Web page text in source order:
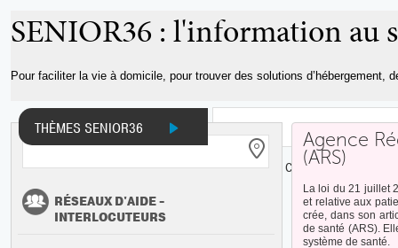
contenu
principal
SENIOR36 : l'information au
Pour faciliter la vie à domicile, pour trouver des solutions d’hébergement,
THÈMES SENIOR36
INFOS ET DOCUMENTS ADRESSES
CARTE
RÉSEAUX D'AIDE -
INTERLOCUTEURS
Agence
(ARS)
La loi du 21 juillet
et relative aux
crée, dans son
de santé (ARS).
système de santé.